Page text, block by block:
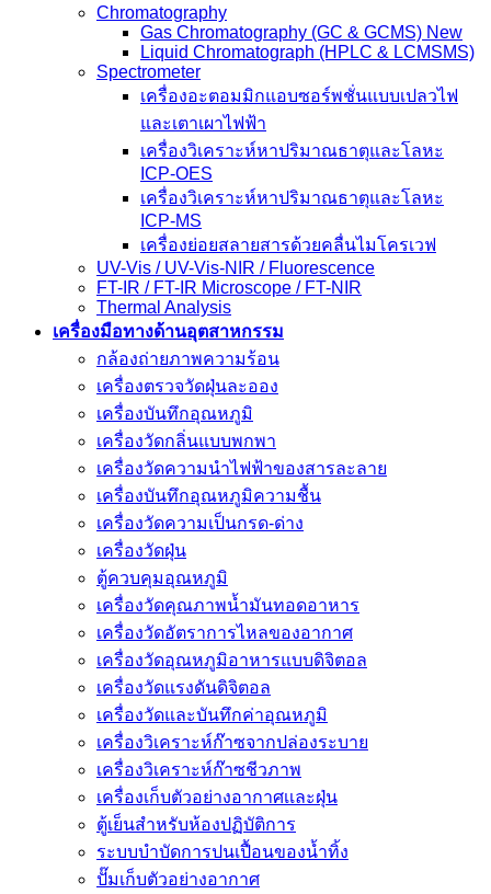
Chromatography
Gas Chromatography (GC & GCMS) New
Liquid Chromatograph (HPLC & LCMSMS)
Spectrometer
เครื่องอะตอมมิกแอบซอร์พชั่นแบบเปลวไฟ
และเตาเผาไฟฟ้า
เครื่องวิเคราะห์หาปริมาณธาตุและโลหะ
ICP-OES
เครื่องวิเคราะห์หาปริมาณธาตุและโลหะ
ICP-MS
เครื่องย่อยสลายสารด้วยคลื่นไมโครเวฟ
UV-Vis / UV-Vis-NIR / Fluorescence
FT-IR / FT-IR Microscope / FT-NIR
Thermal Analysis
เครื่องมือทางด้านอุตสาหกรรม
กล้องถ่ายภาพความร้อน
เครื่องตรวจวัดฝุ่นละออง
เครื่องบันทึกอุณหภูมิ
เครื่องวัดกลิ่นแบบพกพา
เครื่องวัดความนําไฟฟ้าของสารละลาย
เครื่องบันทึกอุณหภูมิความชื้น
เครื่องวัดความเป็นกรด-ด่าง
เครื่องวัดฝุ่น
ตู้ควบคุมอุณหภูมิ
เครื่องวัดคุณภาพน้ำมันทอดอาหาร
เครื่องวัดอัตราการไหลของอากาศ
เครื่องวัดอุณหภูมิอาหารแบบดิจิตอล
เครื่องวัดแรงดันดิจิตอล
เครื่องวัดและบันทึกค่าอุณหภูมิ
เครื่องวิเคราะห์ก๊าซจากปล่องระบาย
เครื่องวิเคราะห์ก๊าซชีวภาพ
เครื่องเก็บตัวอย่างอากาศเเละฝุ่น
ตู้เย็นสำหรับห้องปฏิบัติการ
ระบบบำบัดการปนเปื้อนของน้ำทิ้ง
ปั๊มเก็บตัวอย่างอากาศ